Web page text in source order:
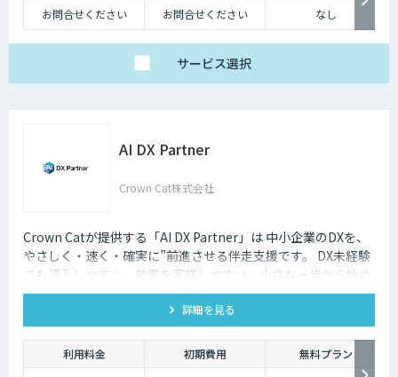
お問合せください
お問合せください なし
サービス選択
AI DX Partner
Crown Cat株式会社
Crown Catが提供する「AI DX Partner」は 中小企業のDXを、
やさしく・速く・確実に”前進させる伴走支援です。 DX未経験
でも導入しやすく、効果を実感しやすい、小さな一歩から始め
るDX支援サービスです。 AI DX Partnerは、大手企業のDX支援
で培ったノウハウをベースに、 地方・中小企業のための“現実
的なDX”を設計・実装・運用まで一貫して支援いたします。 私
たちは、コンサル×開発×AIの力で、現場に寄り添った 『ちょ
うどいいDX』を実現します。
詳細を見る
利用料金 初期費用 無料プラン